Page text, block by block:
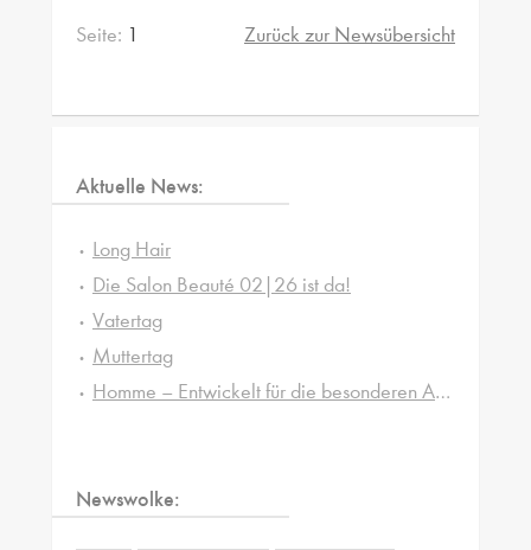
Seite: 1 Zurück zur Newsübersicht
Aktuelle News:
Long Hair
Die Salon Beauté 02|26 ist da!
Vatertag
Muttertag
Homme – Entwickelt für die besonderen Ansprüche von Männerhaut und -haar
Newswolke: